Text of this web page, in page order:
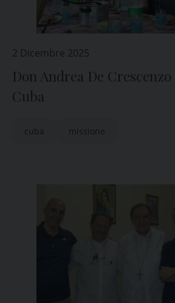
2 Dicembre 2025
Don Andrea De
Cuba
cuba missione